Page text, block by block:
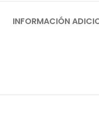
INFORMACIÓN